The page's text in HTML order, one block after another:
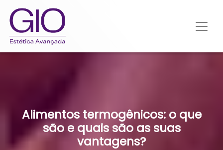
Alimentos termogênicos: o que
são e quais são as suas
vantagens?